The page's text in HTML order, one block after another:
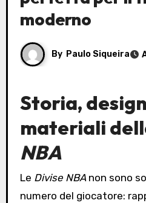
moderno
By Paulo Siqueira
Storia,
materiali
NBA
Le Divise NBAnon sono
numero del giocatore: